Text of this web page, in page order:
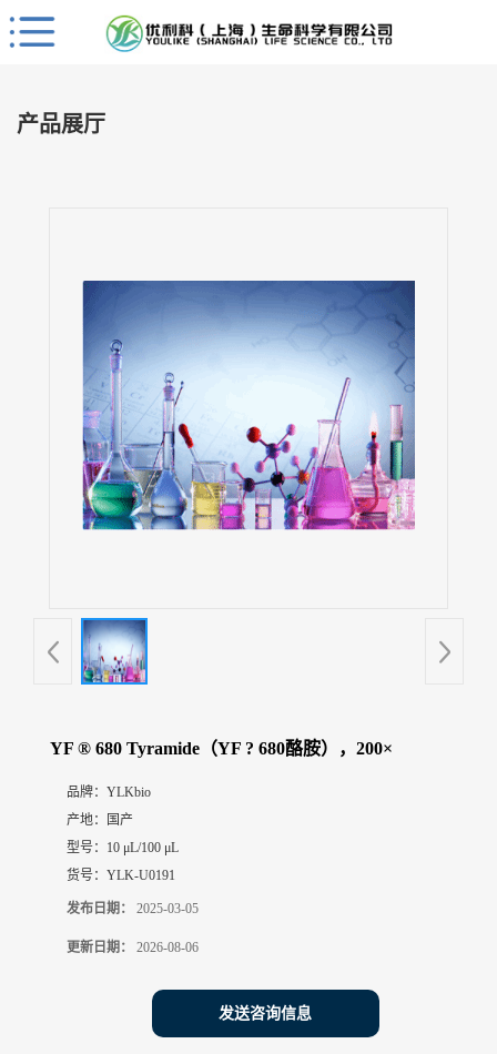
Close
首
产品展厅
YF ® 680 Tyramide（YF ? 680酪胺），200×
品牌： YLKbio
产地：
国产
型号： 10 μL/100 μL
货号： YLK-U0191
发布日期： 2025-03-05
更新日期： 2026-08-06
发送咨询信息